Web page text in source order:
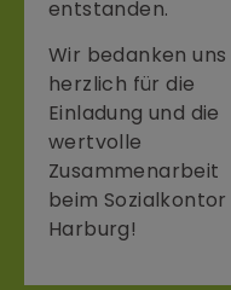
entstanden.
Wir bedanken uns
herzlich für die
Einladung und die
wertvolle
Zusammenarbeit
beim Sozialkontor
Harburg!